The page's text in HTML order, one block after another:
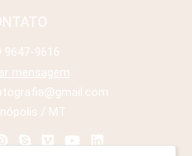
9647-9616
mensagem
/ MT